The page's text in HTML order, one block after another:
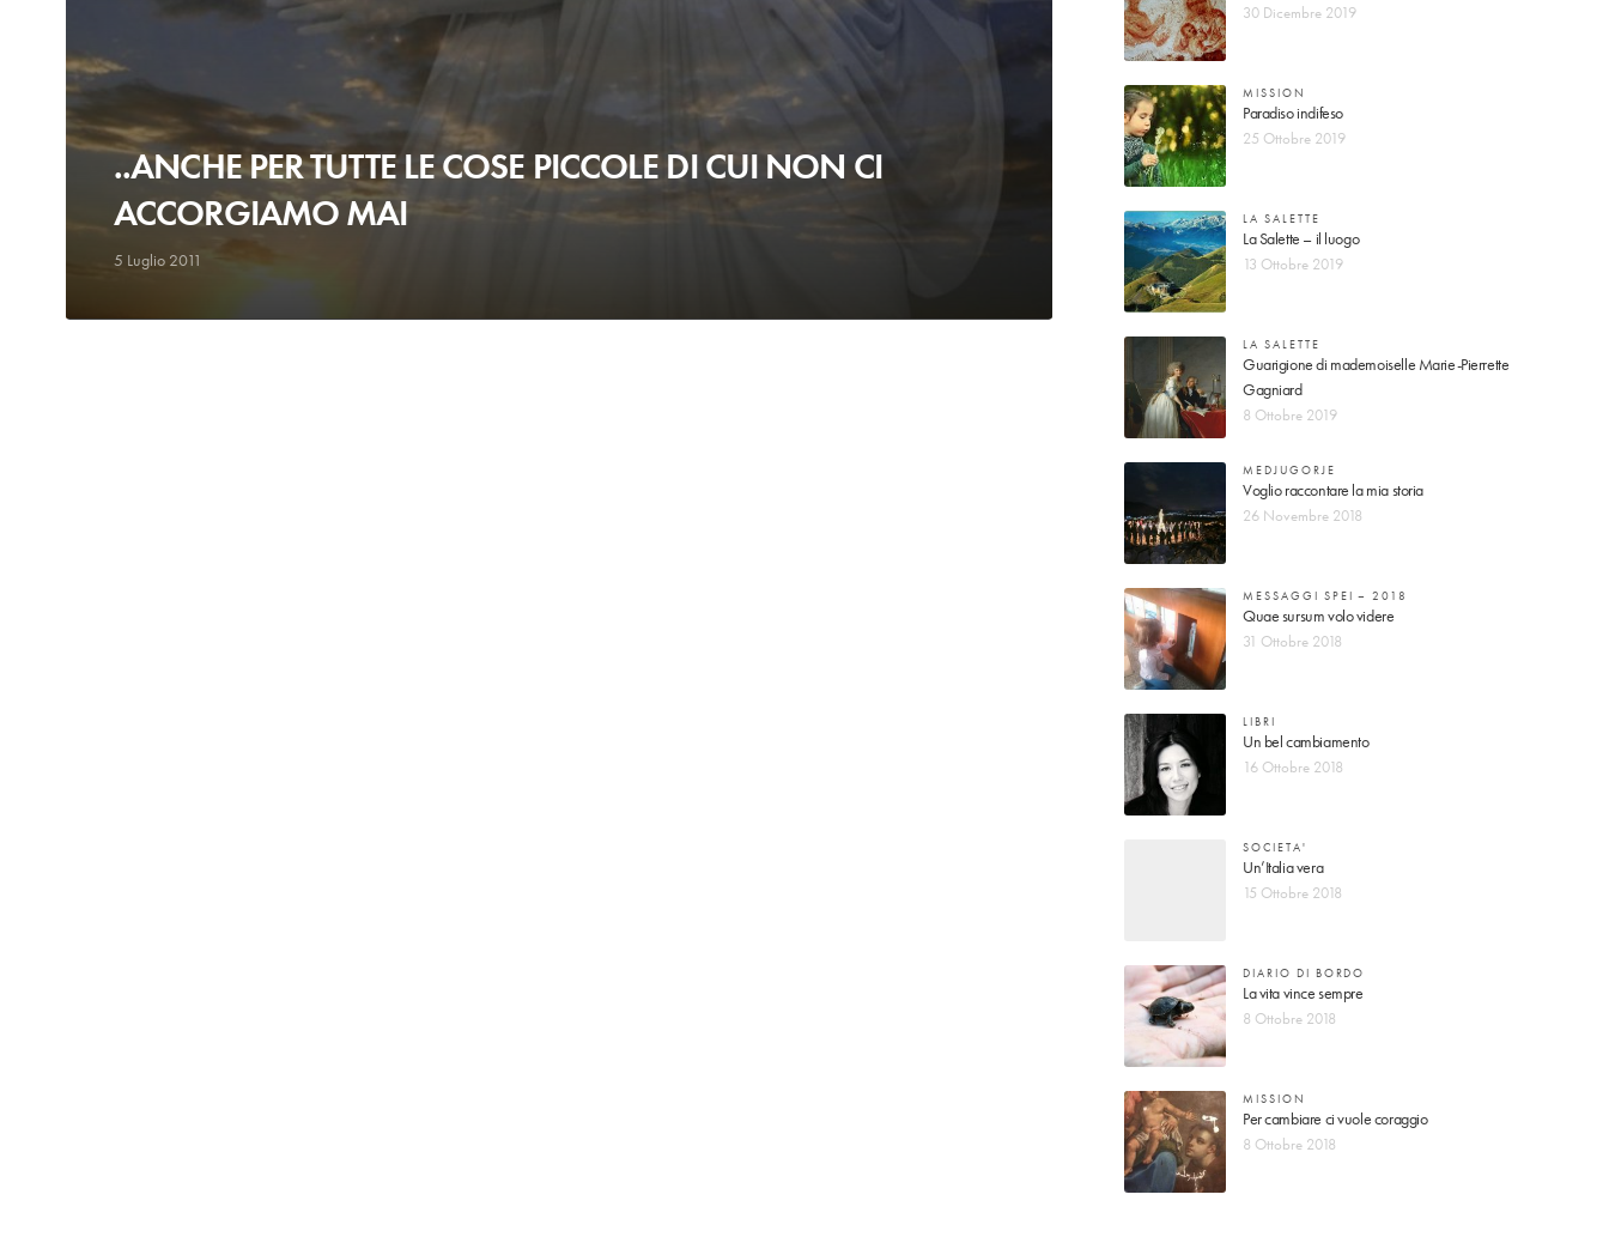
..ANCHE PER TUTTE LE COSE PICCOLE DI CUI NON CI
ACCORGIAMO MAI
5 Luglio 2011
30 Dicembre 2019
MISSION
Paradiso indifeso
25 Ottobre 2019
LA SALETTE
La Salette – il luogo
13 Ottobre 2019
LA SALETTE
Guarigione di mademoiselle Marie-Pierrette
Gagniard
8 Ottobre 2019
MEDJUGORJE
Voglio raccontare la mia storia
26 Novembre 2018
MESSAGGI SPEI – 2018
Quae sursum volo videre
31 Ottobre 2018
LIBRI
Un bel cambiamento
16 Ottobre 2018
SOCIETA'
Un’Italia vera
15 Ottobre 2018
DIARIO DI BORDO
La vita vince sempre
8 Ottobre 2018
MISSION
Per cambiare ci vuole coraggio
8 Ottobre 2018